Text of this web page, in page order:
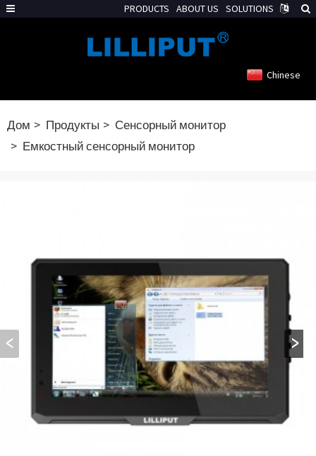
Chinese
Дом Продукты
Сенсорный монитор
Емкостный сенсорный монитор
PRODUCTS ABOUT US SOLUTIONS